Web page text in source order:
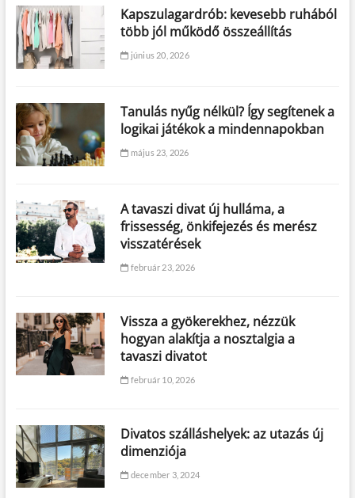
Kapszulagardrób: kevesebb ruhából
több jól működő összeállítás
június 20, 2026
Tanulás nyűg nélkül? Így segítenek a
logikai játékok a mindennapokban
május 23, 2026
A tavaszi divat új hulláma, a
frissesség, önkifejezés és merész
visszatérések
február 23, 2026
Vissza a gyökerekhez, nézzük
hogyan alakítja a nosztalgia a
tavaszi divatot
február 10, 2026
Divatos szálláshelyek: az utazás új
dimenziója
december 3, 2024